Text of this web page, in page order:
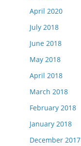
April 2020
July 2018
June 2018
May 2018
April 2018
March 2018
February 2018
January 2018
December 2017